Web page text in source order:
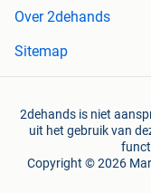
Over 2dehands
Sitemap
2dehands is niet
uit het gebruik van
Copyright © 2026